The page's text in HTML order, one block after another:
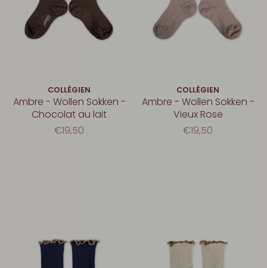
COLLÉGIEN
Ambre - Wollen Sokken -
Chocolat au lait
€19,50
COLLÉGIEN
Ambre - Wollen Sokken -
Vieux Rose
€19,50